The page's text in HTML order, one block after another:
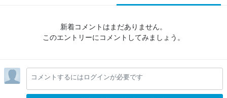
新着コメントはまだありません。
このエントリーにコメントしてみましょう。
コメントするにはログインが必要です